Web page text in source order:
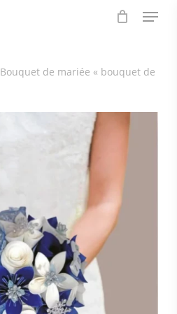
Menu
Bouquet de mariée « bouquet de